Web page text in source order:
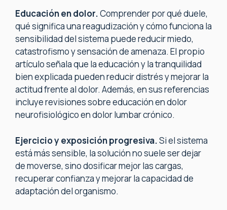
Educación en dolor.Comprender por qué duele,
qué significa una reagudización y cómo funciona la
sensibilidad del sistema puede reducir miedo,
catastrofismo y sensación de amenaza. El propio
artículo señala que la educación y la tranquilidad
bien explicada pueden reducir distrés y mejorar la
actitud frente al dolor. Además, en sus referencias
incluye revisiones sobre educación en dolor
neurofisiológico en dolor lumbar crónico.
Ejercicio y exposición progresiva.Si el sistema
está más sensible, la solución no suele ser dejar
de moverse, sino dosificar mejor las cargas,
recuperar confianza y mejorar la capacidad de
adaptación del organismo.